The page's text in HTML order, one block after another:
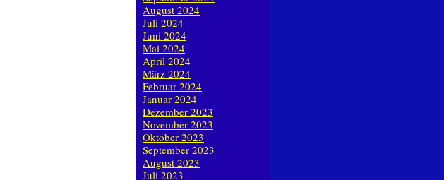
August 2024
Juli 2024
Juni 2024
Mai 2024
April 2024
März 2024
Februar 2024
Januar 2024
Dezember 2023
November 2023
Oktober 2023
September 2023
August 2023
Juli 2023